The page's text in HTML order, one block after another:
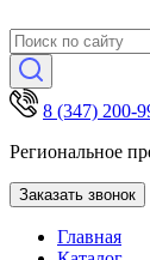
8 (347) 200-
Региональное
Заказать звонок
Главная